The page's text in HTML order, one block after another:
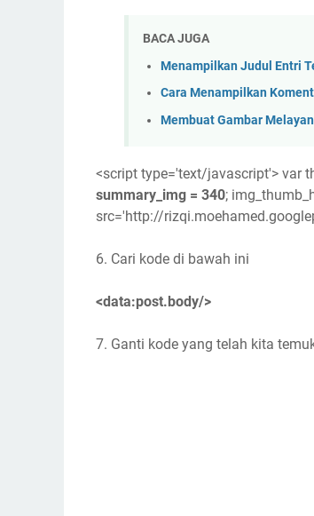
BACA JUGA
Menampilkan Judul Entri
Cara Menampilkan
Membuat Gambar
<script type='text/javascript'> var
summary_img = 340;
src='http://
6. Cari kode di bawah ini
<data:post.body/>
7. Ganti kode yang telah kita